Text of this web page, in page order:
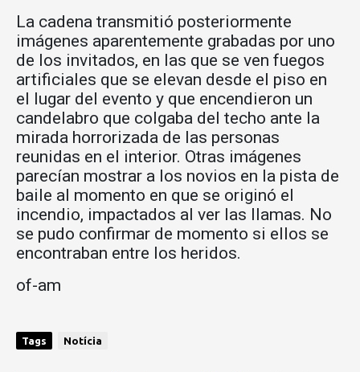
La cadena transmitió posteriormente
imágenes aparentemente grabadas por uno
de los invitados, en las que se ven fuegos
artificiales que se elevan desde el piso en
el lugar del evento y que encendieron un
candelabro que colgaba del techo ante la
mirada horrorizada de las personas
reunidas en el interior. Otras imágenes
parecían mostrar a los novios en la pista de
baile al momento en que se originó el
incendio, impactados al ver las llamas. No
se pudo confirmar de momento si ellos se
encontraban entre los heridos.
of-am
Tags Notícia